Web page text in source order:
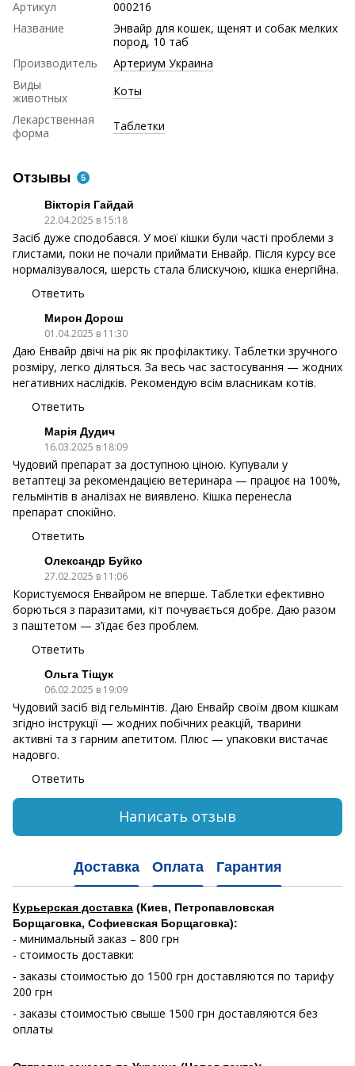
Артикул
000216
Название
Энвайр для кошек, щенят и собак мелких
пород, 10 таб
Производитель
Артериум Украина
Виды
животных
Коты
Лекарственная
форма
Таблетки
Отзывы 5
Вікторія Гайдай
22.04.2025 в 15:18
Засіб дуже сподобався. У моєї кішки були часті проблеми з
глистами, поки не почали приймати Енвайр. Після курсу все
нормалізувалося, шерсть стала блискучою, кішка енергійна.
Ответить
Мирон Дорош
01.04.2025 в 11:30
Даю Енвайр двічі на рік як профілактику. Таблетки зручного
розміру, легко діляться. За весь час застосування — жодних
негативних наслідків. Рекомендую всім власникам котів.
Ответить
Марія Дудич
16.03.2025 в 18:09
Чудовий препарат за доступною ціною. Купували у
ветаптеці за рекомендацією ветеринара — працює на 100%,
гельмінтів в аналізах не виявлено. Кішка перенесла
препарат спокійно.
Ответить
Олександр Буйко
27.02.2025 в 11:06
Користуємося Енвайром не вперше. Таблетки ефективно
борються з паразитами, кіт почувається добре. Даю разом
з паштетом — з’їдає без проблем.
Ответить
Ольга Тіщук
06.02.2025 в 19:09
Чудовий засіб від гельмінтів. Даю Енвайр своїм двом кішкам
згідно інструкції — жодних побічних реакцій, тварини
активні та з гарним апетитом. Плюс — упаковки вистачає
надовго.
Ответить
Написать отзыв
Доставка Оплата Гарантия
Курьерская доставка (Киев, Петропавловская
Борщаговка, Софиевская Борщаговка):
- минимальный заказ – 800 грн
- стоимость доставки:
- заказы стоимостью до 1500 грн доставляются по тарифу
200 грн
- заказы стоимостью свыше 1500 грн доставляются без
оплаты